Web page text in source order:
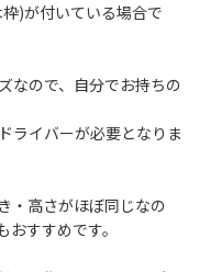
)が付いている場合で
なので、自分でお持ちの
ライバーが必要となりま
・高さがほぼ同じなの
すすめです。